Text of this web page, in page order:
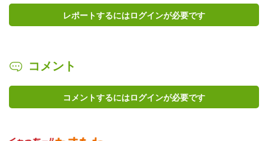
レポートするにはログインが必要です
コメント
コメントするにはログインが必要です